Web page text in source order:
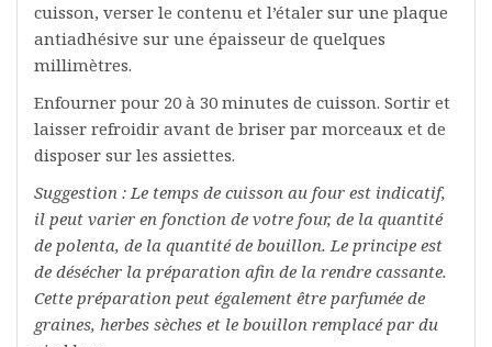
cuisson, verser le contenu et l’étaler sur une plaque
antiadhésive sur une épaisseur de quelques
millimètres.
Enfourner pour 20 à 30 minutes de cuisson. Sortir et
laisser refroidir avant de briser par morceaux et de
disposer sur les assiettes.
Suggestion : Le temps de cuisson au four est indicatif,
il peut varier en fonction de votre four, de la quantité
de polenta, de la quantité de bouillon. Le principe est
de désécher la préparation afin de la rendre cassante.
Cette préparation peut également être parfumée de
graines, herbes sèches et le bouillon remplacé par du